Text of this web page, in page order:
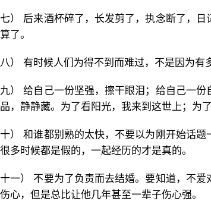
七） 后来酒杯碎了，长发剪了，执念断了，
了。
八） 有时候人们为得不到而难过，不是因为
九） 给自己一份坚强，擦干眼泪；给自己一
，静静藏。为了看阳光，我来到这世上；为
十） 和谁都别熟的太快，不要以为刚开始话
多时候都是假的，一起经历的才是真的。
十一） 不要为了负责而去结婚。要知道，不
心，但是总比让他几年甚至一辈子伤心强。